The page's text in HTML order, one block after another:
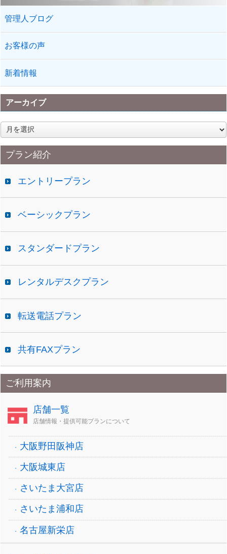
管理人ブログ
お客様の声
新着情報
アーカイブ
ア
ー
カ
イプラン紹介
エントリープラン
ベーシックプラン
スタンダードプラン
レンタルデスクプラン
転送電話プラン
共有FAXプラン
ご利用案内
店舗一覧
店舗情報・提供可能プランについて
大阪野田阪神店
大阪城東店
さいたま大宮店
さいたま浦和店
名古屋新栄店